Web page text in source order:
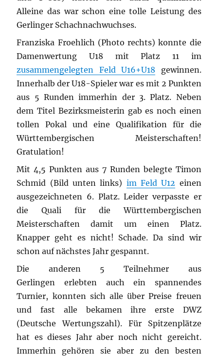
Alleine das war schon eine tolle Leistung des
Gerlinger Schachnachwuchses.
Franziska Froehlich (Photo rechts) konnte die
Damenwertung U18 mit Platz 11 im
zusammengelegten Feld U16+U18 gewinnen.
Innerhalb der U18-Spieler war es mit 2 Punkten
aus 5 Runden immerhin der 3. Platz. Neben
dem Titel Bezirksmeisterin gab es noch einen
tollen Pokal und eine Qualifikation für die
Württembergischen Meisterschaften!
Gratulation!
Mit 4,5 Punkten aus 7 Runden belegte Timon
Schmid (Bild unten links) im Feld U12 einen
ausgezeichneten 6. Platz. Leider verpasste er
die Quali für die Württembergischen
Meisterschaften damit um einen Platz.
Knapper geht es nicht! Schade. Da sind wir
schon auf nächstes Jahr gespannt.
Die anderen 5 Teilnehmer aus
Gerlingen erlebten auch ein spannendes
Turnier, konnten sich alle über Preise freuen
und fast alle bekamen ihre erste DWZ
(Deutsche Wertungszahl). Für Spitzenplätze
hat es dieses Jahr aber noch nicht gereicht.
Immerhin gehören sie aber zu den besten